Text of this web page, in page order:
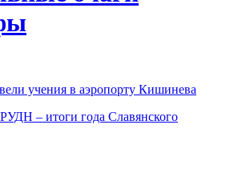
учения в аэропорту Кишинева
– итоги года Славянского